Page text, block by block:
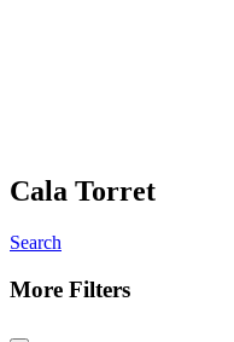
Cala Torret
Search
More Filters